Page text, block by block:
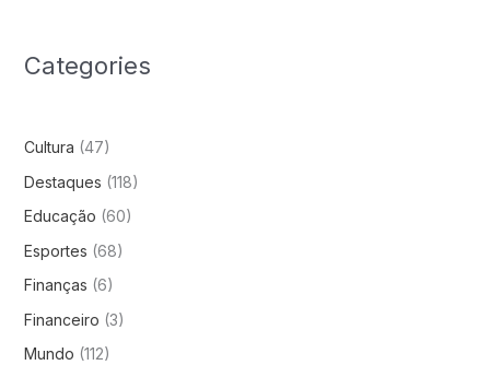
Categories
Cultura (47)
Destaques (118)
Educação (60)
Esportes (68)
Finanças (6)
Financeiro (3)
Mundo (112)